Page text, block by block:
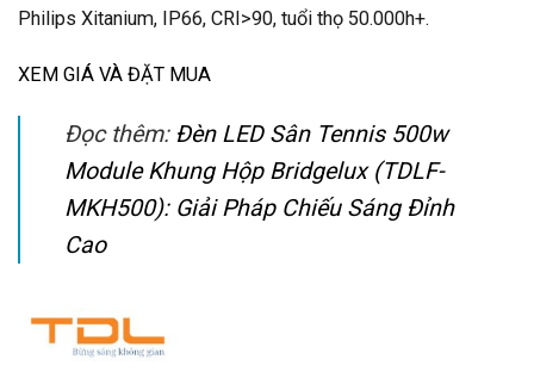
Philips Xitanium, IP66, CRI>90, tuổi thọ 50.000h+.
XEM GIÁ VÀ ĐẶT MUA
Đọc thêm: Đèn LED Sân Tennis 500w
Module Khung Hộp Bridgelux (TDLF-
MKH500): Giải Pháp Chiếu Sáng Đỉnh
Cao